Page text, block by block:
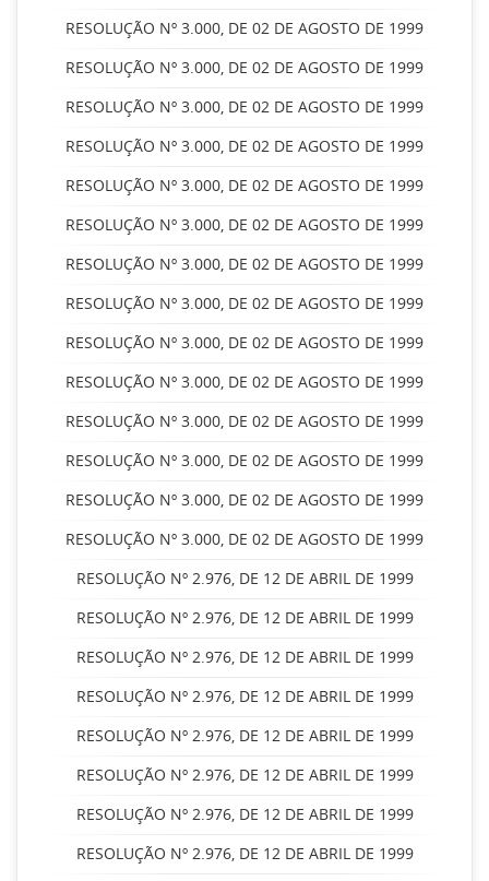
RESOLUÇÃO Nº 3.000, DE 02 DE AGOSTO DE 1999
RESOLUÇÃO Nº 3.000, DE 02 DE AGOSTO DE 1999
RESOLUÇÃO Nº 3.000, DE 02 DE AGOSTO DE 1999
RESOLUÇÃO Nº 3.000, DE 02 DE AGOSTO DE 1999
RESOLUÇÃO Nº 3.000, DE 02 DE AGOSTO DE 1999
RESOLUÇÃO Nº 3.000, DE 02 DE AGOSTO DE 1999
RESOLUÇÃO Nº 3.000, DE 02 DE AGOSTO DE 1999
RESOLUÇÃO Nº 3.000, DE 02 DE AGOSTO DE 1999
RESOLUÇÃO Nº 3.000, DE 02 DE AGOSTO DE 1999
RESOLUÇÃO Nº 3.000, DE 02 DE AGOSTO DE 1999
RESOLUÇÃO Nº 3.000, DE 02 DE AGOSTO DE 1999
RESOLUÇÃO Nº 3.000, DE 02 DE AGOSTO DE 1999
RESOLUÇÃO Nº 3.000, DE 02 DE AGOSTO DE 1999
RESOLUÇÃO Nº 3.000, DE 02 DE AGOSTO DE 1999
RESOLUÇÃO Nº 2.976, DE 12 DE ABRIL DE 1999
RESOLUÇÃO Nº 2.976, DE 12 DE ABRIL DE 1999
RESOLUÇÃO Nº 2.976, DE 12 DE ABRIL DE 1999
RESOLUÇÃO Nº 2.976, DE 12 DE ABRIL DE 1999
RESOLUÇÃO Nº 2.976, DE 12 DE ABRIL DE 1999
RESOLUÇÃO Nº 2.976, DE 12 DE ABRIL DE 1999
RESOLUÇÃO Nº 2.976, DE 12 DE ABRIL DE 1999
RESOLUÇÃO Nº 2.976, DE 12 DE ABRIL DE 1999